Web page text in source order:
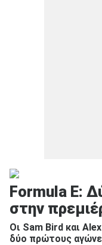
Formula E:
στην
Οι Sam Bird και
δύο πρώτους